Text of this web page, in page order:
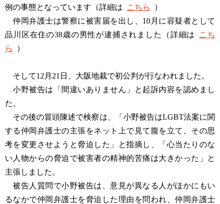
例の事態となっています（詳細は
こちら
）
仲岡弁護士は警察に被害届を出し、10月に容疑者として
品川区在住の38歳の男性が逮捕されました（詳細は
こち
ら
）
そして12月21日、大阪地裁で初公判が行なわれました。
小野被告は「間違いありません」と起訴内容を認めまし
た。
その後の冒頭陳述で検察は、「小野被告はLGBT法案に関
する仲岡弁護士の主張をネット上で見て腹を立て、その思
考を変更させようと脅迫した」と指摘し、「心当たりのな
い人物からの脅迫で被害者の精神的苦痛は大きかった」と
主張しました。
被告人質問で小野被告は、意見が異なる人がほかにもい
るなかで仲岡弁護士を脅迫した理由を問われ、仲岡弁護士